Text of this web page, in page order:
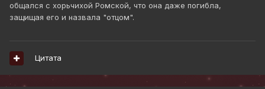
общался с хорьчихой Ромской, что она даже погибла,
защищая его и назвала "отцом".
Цитата